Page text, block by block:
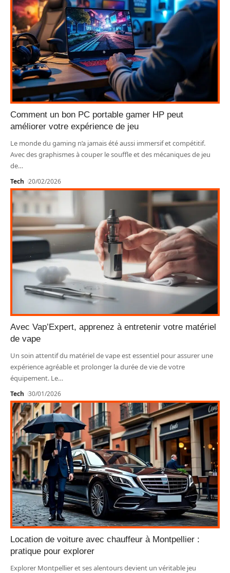
Comment un bon PC portable gamer HP peut
améliorer votre expérience de jeu
Le monde du gaming n’a jamais été aussi immersif et compétitif.
Avec des graphismes à couper le souffle et des mécaniques de jeu
de…
Tech 20/02/2026
Avec Vap’Expert, apprenez à entretenir votre matériel
de vape
Un soin attentif du matériel de vape est essentiel pour assurer une
expérience agréable et prolonger la durée de vie de votre
équipement. Le…
Tech 30/01/2026
Location de voiture avec chauffeur à Montpellier :
pratique pour explorer
Explorer Montpellier et ses alentours devient un véritable jeu